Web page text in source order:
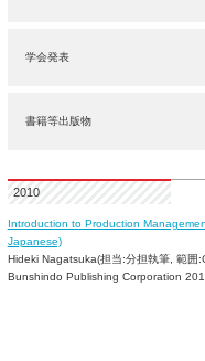
学会発表
書籍等出版物
2010
Introduction to Production
Japanese)
Hideki Nagatsuka(担当:分担執筆, 範
Bunshindo Publishing Corporation